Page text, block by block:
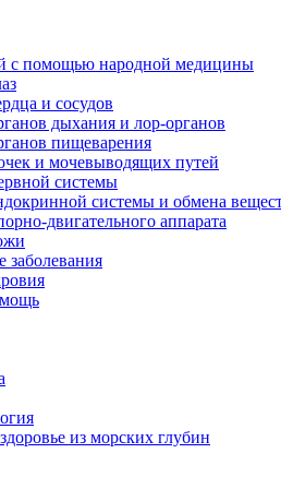
с помощью народной медицины
и сосудов
дыхания и лор-органов
пищеварения
и мочевыводящих путей
системы
системы и обмена
двигательного аппарата
из морских глубин